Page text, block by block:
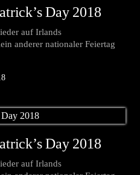
Day 2018
auf Irlands
anderer nationaler Feiertag
Day 2018
auf Irlands